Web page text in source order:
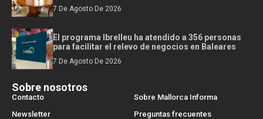
7 De Agosto De 2026
El programa Ibrelleu ha atendido a 356 personas
para facilitar el relevo de negocios en Baleares
7 De Agosto De 2026
Sobre nosotros
Contacto
Sobre Mallorca Informa
Newsletter
Preguntas frecuentes